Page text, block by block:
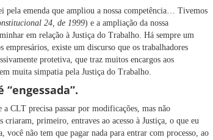
pela emenda que ampliou a nossa competência… Tivemos
24, de 1999) e a ampliação da nossa
em relação à Justiça do Trabalho. Há sempre um
existe um discurso que os trabalhadores
protetiva, que traz muitos encargos aos
muita simpatia pela Justiça do Trabalho.
CLT precisa passar por modificações, mas não
criaram, primeiro, entraves ao acesso à Justiça, o que eu
não tem que pagar nada para entrar com processo, ao